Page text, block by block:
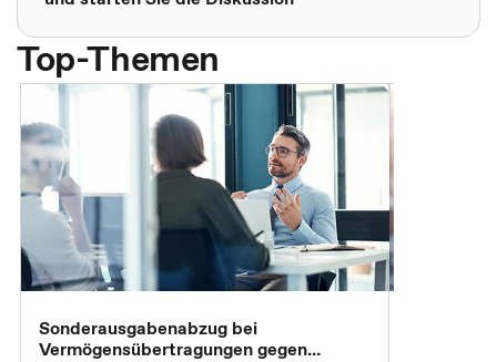
Top-Themen
Sonderausgabenabzug bei
Vermögensübertragungen gegen